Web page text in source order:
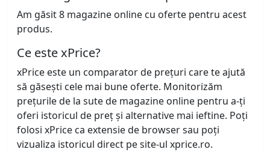
Am găsit 8 magazine online cu oferte pentru acest
produs.
Ce este xPrice?
xPrice este un comparator de prețuri care te ajută
să găsești cele mai bune oferte. Monitorizăm
prețurile de la sute de magazine online pentru a-ți
oferi istoricul de preț și alternative mai ieftine. Poți
folosi xPrice ca extensie de browser sau poți
vizualiza istoricul direct pe site-ul xprice.ro.